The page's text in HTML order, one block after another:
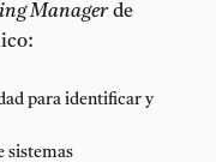
Managerde
para identificar y
sistemas